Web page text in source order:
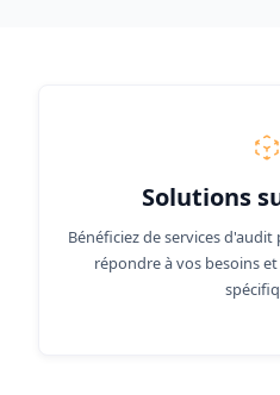
Solutions
Bénéficiez de services
répondre à vos besoins